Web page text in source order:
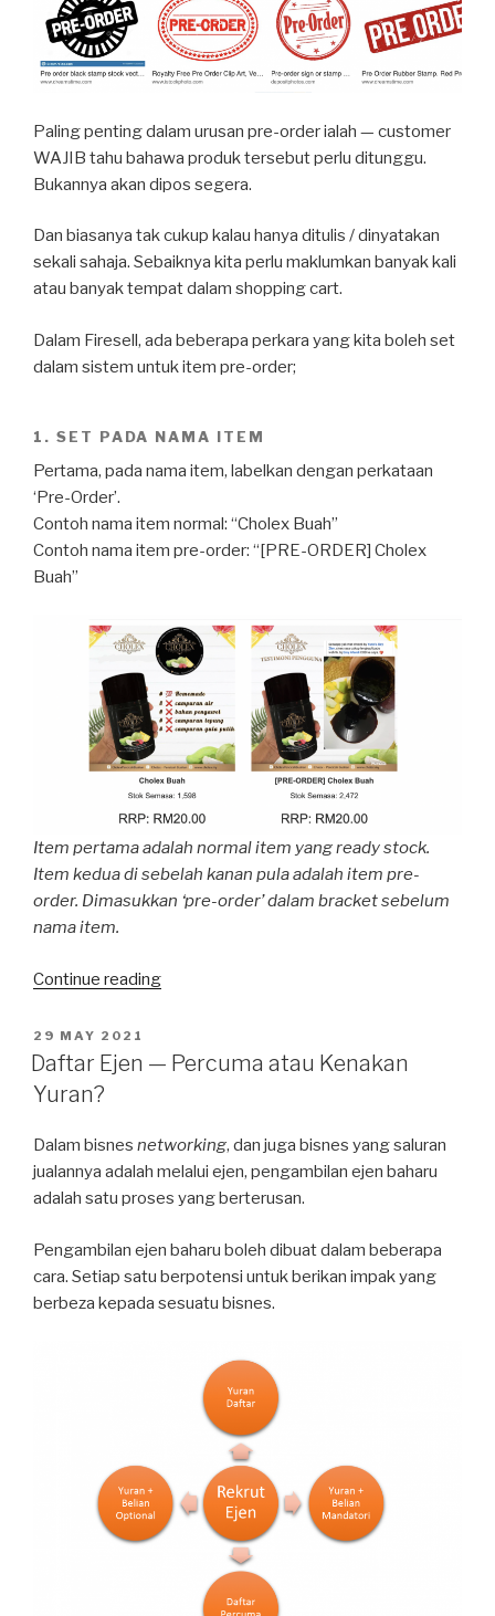
Paling penting dalam urusan pre-order ialah — customer
WAJIB tahu bahawa produk tersebut perlu ditunggu.
Bukannya akan dipos segera.
Dan biasanya tak cukup kalau hanya ditulis / dinyatakan
sekali sahaja. Sebaiknya kita perlu maklumkan banyak kali
atau banyak tempat dalam shopping cart.
Dalam Firesell, ada beberapa perkara yang kita boleh set
dalam sistem untuk item pre-order;
1. SET PADA NAMA ITEM
Pertama, pada nama item, labelkan dengan perkataan
‘Pre-Order’.
Contoh nama item normal: “Cholex Buah”
Contoh nama item pre-order: “[PRE-ORDER] Cholex
Buah”
Item pertama adalah normal item yang ready stock.
Item kedua di sebelah kanan pula adalah item pre-
order. Dimasukkan ‘pre-order’ dalam bracket sebelum
nama item.
Continue reading“Sistem
Buat
POSTED
ON
29 MAY 2021
Daftar Ejen — Percuma atau Kenakan
Yuran?
Dalam bisnes networking, dan juga bisnes yang saluran
jualannya adalah melalui ejen, pengambilan ejen baharu
adalah satu proses yang berterusan.
Pengambilan ejen baharu boleh dibuat dalam beberapa
cara. Setiap satu berpotensi untuk berikan impak yang
berbeza kepada sesuatu bisnes.